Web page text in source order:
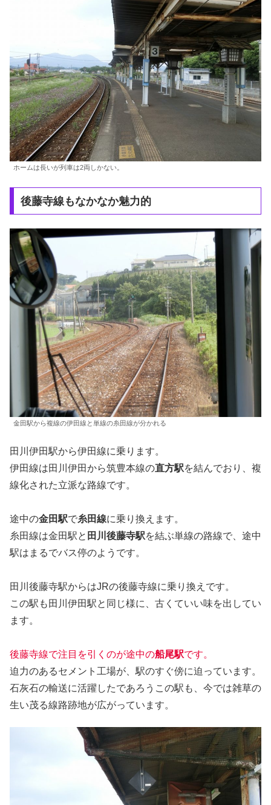
ホームは長いが列車は2両しかない。
後藤寺線もなかなか魅力的
金田駅から複線の伊田線と単線の糸田線が分かれる
田川伊田駅から伊田線に乗ります。
伊田線は田川伊田から筑豊本線の直方駅を結んでおり、複
線化された立派な路線です。
途中の金田駅で糸田線に乗り換えます。
糸田線は金田駅と 田川後藤寺駅を結ぶ単線の路線で、途中
駅はまるでバス停のようです。
田川後藤寺駅からはJRの後藤寺線に乗り換えです。
この駅も田川伊田駅と同じ様に、古くていい味を出してい
ます。
後藤寺線で注目を引くのが途中の船尾駅です。
迫力のあるセメント工場が、駅のすぐ傍に迫っています。
石灰石の輸送に活躍したであろうこの駅も、今では雑草の
生い茂る線路跡地が広がっています。